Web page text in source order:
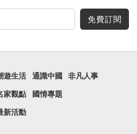
免費訂閱
遊生活 通識中國 非凡人事
家觀點 國情專題
新活動